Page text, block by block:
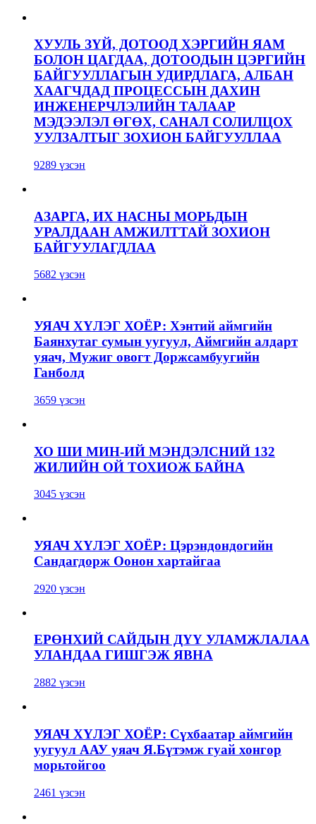
ХУУЛЬ ЗҮЙ, ДОТООД ХЭРГИЙН ЯАМ
БОЛОН ЦАГДАА, ДОТООДЫН ЦЭРГИЙН
БАЙГУУЛЛАГЫН УДИРДЛАГА, АЛБАН
ХААГЧДАД ПРОЦЕССЫН ДАХИН
ИНЖЕНЕРЧЛЭЛИЙН ТАЛААР
МЭДЭЭЛЭЛ ӨГӨХ, САНАЛ СОЛИЛЦОХ
УУЛЗАЛТЫГ ЗОХИОН БАЙГУУЛЛАА
9289 үзсэн
АЗАРГА, ИХ НАСНЫ МОРЬДЫН
УРАЛДААН АМЖИЛТТАЙ ЗОХИОН
БАЙГУУЛАГДЛАА
5682 үзсэн
УЯАЧ ХҮЛЭГ ХОЁР: Хэнтий аймгийн
Баянхутаг сумын уугуул, Аймгийн алдарт
уяач, Мужиг овогт Доржсамбуугийн
Ганболд
3659 үзсэн
ХО ШИ МИН-ИЙ МЭНДЭЛСНИЙ 132
ЖИЛИЙН ОЙ ТОХИОЖ БАЙНА
3045 үзсэн
УЯАЧ ХҮЛЭГ ХОЁР: Цэрэндондогийн
Сандагдорж Оонон хартайгаа
2920 үзсэн
ЕРӨНХИЙ САЙДЫН ДҮҮ УЛАМЖЛАЛАА
УЛАНДАА ГИШГЭЖ ЯВНА
2882 үзсэн
УЯАЧ ХҮЛЭГ ХОЁР: Сүхбаатар аймгийн
уугуул ААУ уяач Я.Бүтэмж гуай хонгор
морьтойгоо
2461 үзсэн